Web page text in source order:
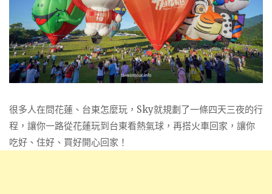
很多人在問花蓮、台東怎麼玩，Sky就規劃了一條四天三夜的行
程，讓你一路從花蓮玩到台東看熱氣球，再搭火車回家，讓你
吃好、住好、買好開心回家！